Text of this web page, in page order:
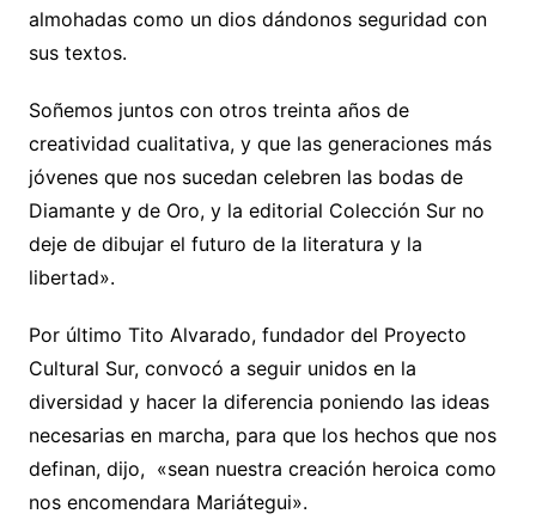
almohadas como un dios dándonos seguridad con
sus textos.
Soñemos juntos con otros treinta años de
creatividad cualitativa, y que las generaciones más
jóvenes que nos sucedan celebren las bodas de
Diamante y de Oro, y la editorial Colección Sur no
deje de dibujar el futuro de la literatura y la
libertad».
Por último Tito Alvarado, fundador del Proyecto
Cultural Sur, convocó a seguir unidos en la
diversidad y hacer la diferencia poniendo las ideas
necesarias en marcha, para que los hechos que nos
definan, dijo, «sean nuestra creación heroica como
nos encomendara Mariátegui».